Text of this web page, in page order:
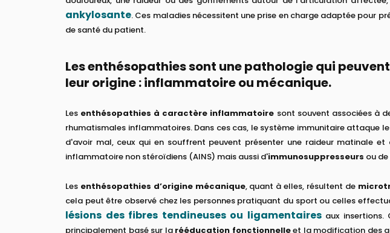
ankylosante. Ces maladies nécessitent une prise en charge adaptée pour
de santé du patient.
Les enthésopathies sont une pathologie qui
leur origine : inflammatoire ou mécanique.
Les enthésopathies à caractère inflammatoire sont souvent associées à
rhumatismales inflammatoires. Dans ces cas, le système immunitaire attaque
d'avoir mal, ceux qui en souffrent peuvent présenter une raideur matinale
inflammatoire non stéroïdiens (AINS) mais aussi d'immunosuppresseurs ou
Les enthésopathies d’origine mécanique, quant à elles, résultent de
cela peut être observé chez les personnes pratiquant du sport ou celles
lésions des fibres tendineuses ou ligamentairesaux insertions.
principalement basé sur la rééducation fonctionnelleet la modification des